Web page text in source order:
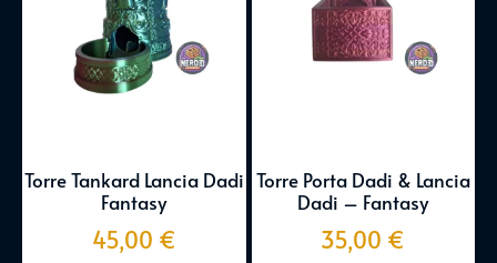
Torre Tankard Lancia Dadi
Fantasy
45,00 €
Torre Porta Dadi & Lancia
Dadi – Fantasy
35,00 €